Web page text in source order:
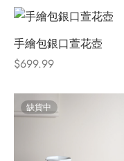
手繪包銀口萱花壺
$699.99
缺貨中